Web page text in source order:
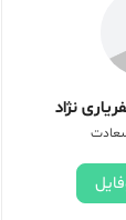
نژاد